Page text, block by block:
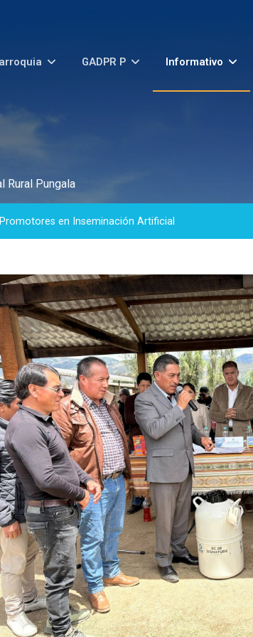
GADPR P Informativo
Rural Pungala
en Inseminación Artificial
Previous